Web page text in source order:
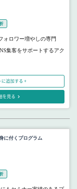
ォロワー増やしの専門
集客をサポートするアク
に追加する +
を見る
に付くプログラム